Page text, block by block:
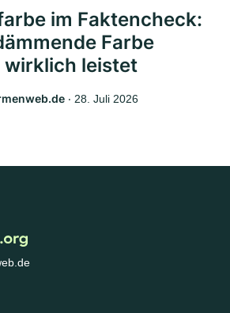
im Faktencheck:
Farbe
leistet
‧ 28. Juli 2026